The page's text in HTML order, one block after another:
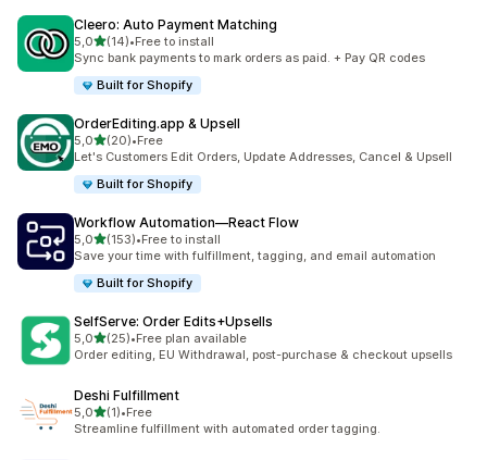
Cleero: Auto Payment Matching
5,0z 5 hvězd
(14)
Celkový počet recenzí: 14
•Free to install
Sync bank payments to mark orders as paid. + Pay QR codes
Built for Shopify
OrderEditing.app & Upsell
5,0z 5 hvězd
(20)
Celkový počet recenzí: 20
•Free
Let's Customers Edit Orders, Update Addresses, Cancel & Upsell
Built for Shopify
Workflow Automation—React Flow
5,0z 5 hvězd
(153)
Celkový počet recenzí: 153
•Free to install
Save your time with fulfillment, tagging, and email automation
Built for Shopify
SelfServe: Order Edits+Upsells
5,0z 5 hvězd
(25)
Celkový počet recenzí: 25
•Free plan available
Order editing, EU Withdrawal, post-purchase & checkout upsells
Deshi Fulfillment
5,0z 5 hvězd
(1)
Celkový počet recenzí: 1
•Free
Streamline fulfillment with automated order tagging.